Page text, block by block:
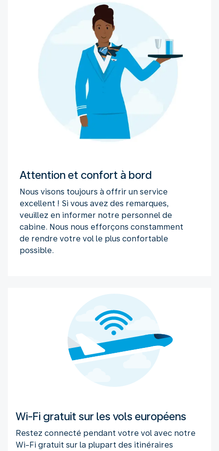
Attention et confort à bord
Nous visons toujours à offrir un service
excellent ! Si vous avez des remarques,
veuillez en informer notre personnel de
cabine. Nous nous efforçons constamment
de rendre votre vol le plus confortable
possible.
Wi-Fi gratuit sur les vols européens
Restez connecté pendant votre vol avec notre
Wi-Fi gratuit sur la plupart des itinéraires